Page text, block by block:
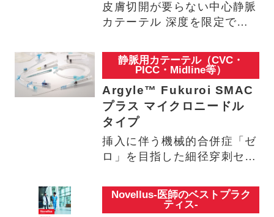
皮膚切開が要らない中心静脈
カテーテル 深度を限定でき
3cm…
静脈用カテーテル（CVC・
PICC・Midline等）
Argyle™ Fukuroi SMAC
プラス マイクロニードル
タイプ
挿入に伴う機械的合併症「ゼ
ロ」を目指した細径穿刺セル
テ…
Novellus-医師のベストプラク
ティス-